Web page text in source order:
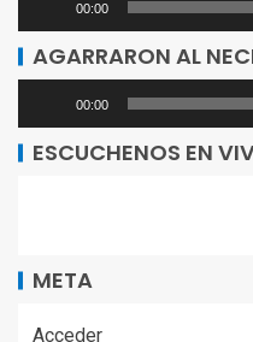
Reproductor
de
audio
00:00
AGARRARON AL
Reproductor
de
00:00
ESCUCHENOS EN
META
Acceder